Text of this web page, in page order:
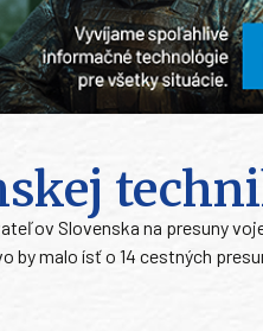
Slovenska na presuny
by malo ísť o 14 cestných